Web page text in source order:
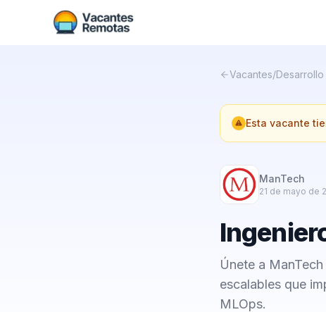
Vacantes/
Esta vacante
ManTech
21 de mayo de
Únete a
escalables que
MLOps.